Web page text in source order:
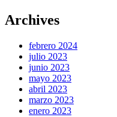
Archives
febrero 2024
julio 2023
junio 2023
mayo 2023
abril 2023
marzo 2023
enero 2023